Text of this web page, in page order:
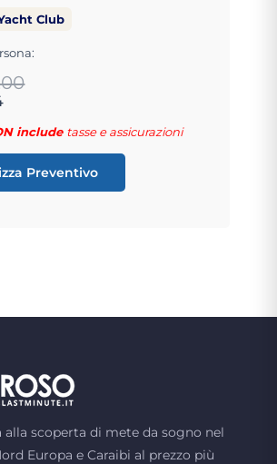
Club
include tasse e assicurazioni
Preventivo
alla scoperta di mete da sogno nel
Europa e Caraibi al prezzo più